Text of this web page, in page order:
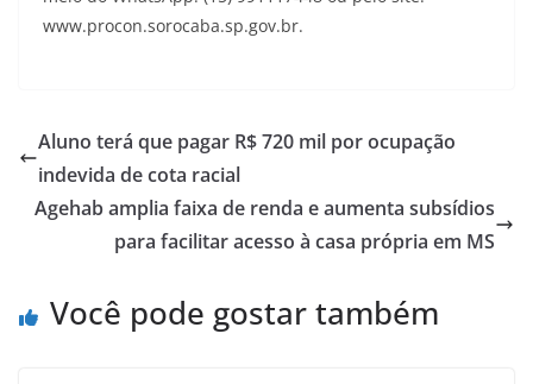
www.procon.sorocaba.sp.gov.br.
Aluno terá que pagar R$ 720 mil por ocupação
indevida de cota racial
Agehab amplia faixa de renda e aumenta subsídios
para facilitar acesso à casa própria em MS
Você pode gostar também